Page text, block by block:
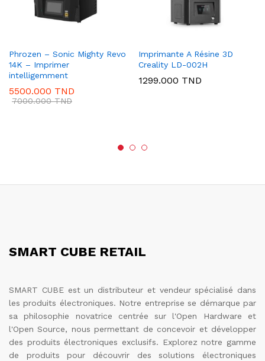
Phrozen – Sonic Mighty Revo
14K – Imprimer
intelligemment
5500.000 TND
7000.000TND
Imprimante A Résine 3D
Creality LD-002H
1299.000 TND
SMART CUBE RETAIL
SMART CUBE est un distributeur et vendeur spécialisé dans
les produits électroniques. Notre entreprise se démarque par
sa philosophie novatrice centrée sur l'Open Hardware et
l'Open Source, nous permettant de concevoir et développer
des produits électroniques exclusifs. Explorez notre gamme
de produits pour découvrir des solutions électroniques